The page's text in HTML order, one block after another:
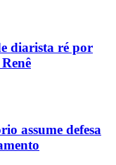
diarista ré por
assume defesa